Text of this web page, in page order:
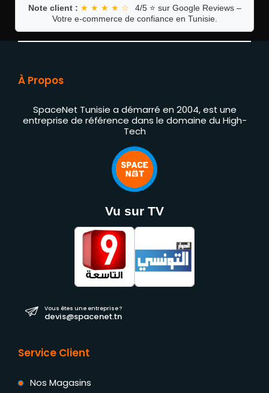
Note client : ★ ★ ★ ★ ☆
4/5 ⭐ sur Google Reviews –
Votre e-commerce de confiance en Tunisie.
À Propos
SpaceNet Tunisie a démarré en 2004, est une
entreprise de référence dans le domaine du High-
Tech
Vu sur TV
Vous êtes une entreprise ?
devis@spacenet.tn
Service Client
Nos Magasins